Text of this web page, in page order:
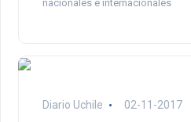
nacionales e internacionales
Diario Uchile 02-11-2017